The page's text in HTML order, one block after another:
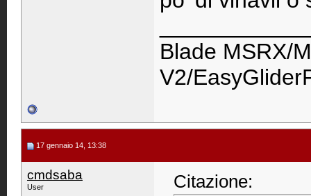
Blade MSRX/
V2/
17 gennaio 14, 13:38
cmdsaba
User Citazione: